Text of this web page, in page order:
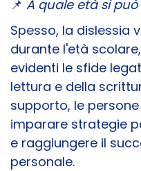
📌 A quale età si
Spesso, la dislessia
durante l'età
evidenti le sfide
lettura e della
supporto, le
imparare strategie
e raggiungere il
personale.